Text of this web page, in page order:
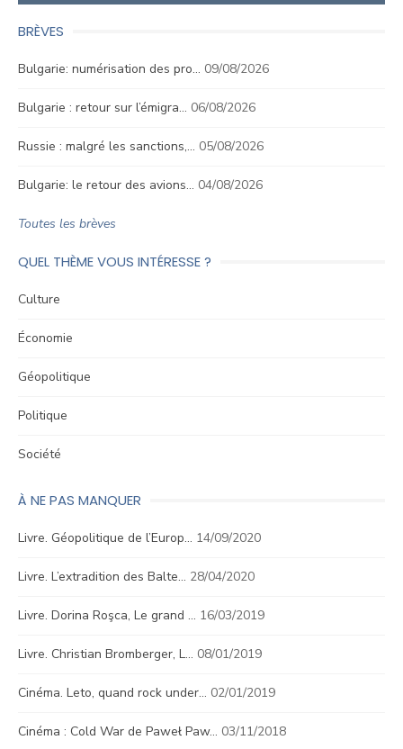
BRÈVES
Bulgarie: numérisation des pro… 09/08/2026
Bulgarie : retour sur l’émigra… 06/08/2026
Russie : malgré les sanctions,… 05/08/2026
Bulgarie: le retour des avions… 04/08/2026
Toutes les brèves
QUEL THÈME VOUS INTÉRESSE ?
Culture
Économie
Géopolitique
Politique
Société
À NE PAS MANQUER
Livre. Géopolitique de l’Europ… 14/09/2020
Livre. L’extradition des Balte… 28/04/2020
Livre. Dorina Roşca, Le grand … 16/03/2019
Livre. Christian Bromberger, L… 08/01/2019
Cinéma. Leto, quand rock under… 02/01/2019
Cinéma : Cold War de Paweł Paw… 03/11/2018